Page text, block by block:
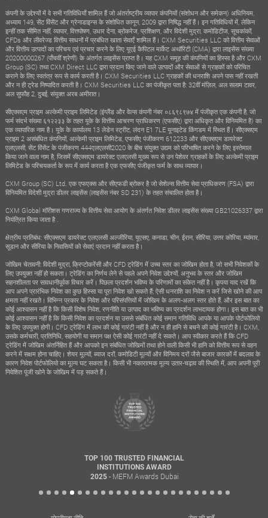
कंपनी के उद्देश्यों में वे सभी गतिविधियाँ शामिल हैं जो अंतर्राष्ट्रीय व्यापार कंपनियों (संशोधन और समेकन) अधिनियम,
अध्याय 149, सेंट विंसेंट और ग्रेनाडाइन्स के संशोधित कानून, 2009 द्वारा निषिद्ध नहीं हैं। इन गतिविधियों में, लेकिन
इन्हीं तक सीमित नहीं, व्यापार, वित्तपोषण, उधार देना, ब्रोकरेज, प्रशिक्षण, और विदेशी मुद्रा, कमोडिटीज, सूचकांकों,
CFDs और लीवरेज्ड वित्तीय साधनों में प्रबंधित खाता सेवाएँ शामिल हैं। CXM Securities LLC को वित्तीय सेवाओं
और वित्तीय उत्पादों का परिचय एवं प्रचार करने के लिए यूएई कैपिटल मार्केट अथॉरिटी (CMA) द्वारा लाइसेंस संख्या
20200000267 (पाँचवीं श्रेणी) के अंतर्गत लाइसेंस प्राप्त है। यह CXM समूह की कंपनियों का हिस्सा है और CXM
Group (SC) तथा CXM Direct LLC द्वारा प्रदान किए जाने वाले उत्पादों और सेवाओं से ग्राहकों को परिचित
कराने के लिए स्वतंत्र रूप से कार्य करती है। CXM Securities LLC ग्राहकों की धनराशि अपने पास नहीं रखती
और न ही ट्रेड निष्पादित करती है। CXM Securities LLC का पंजीकृत पता है: 32वीं मंज़िल, अल सलाम टावर,
अल सुफौह 2, दुबई, संयुक्त अरब अमीरात।
सीएक्सएम प्राइम अल्केमी प्राइम लिमिटेड (इंग्लैंड और वेल्स कंपनी नंबर ०८६९८९७४ में पंजीकृत एक कंपनी है, जो
फर्म संदर्भ संख्या ६१२२३३ के तहत यूके के वित्तीय आचरण प्राधिकरण (एफसीए) द्वारा अधिकृत और विनियमित है) का
एक व्यापारिक नाम है। यूके के कार्यालय 13 लेडेन स्ट्रीट, लंदन E1 7LE यूनाइटेड किंगडम में स्थित हैं। सीएक्सएम
प्राइम 2 असंबंधित कंपनियों, अल्केमी प्राइम लिमिटेड, एफसीए पंजीकरण 612233 और सीएक्सएम डायरेक्ट
एलएलसी, सेंट विंसेंट के पंजीकरण 444एलएलसी2020 के बीच संयुक्त उद्यम को परिभाषित करने के लिए इस्तेमाल
किया जाने वाला नाम है, जिसमें सीएक्सएम डायरेक्ट एलएलसी मुख्य रूप से उन पेशेवर ग्राहकों के लिए अल्केमी प्राइम
लिमिटेड के परिचयकर्ता के रूप में कार्य करता है एक एफसीए पंजीकृत फर्म के साथ व्यापार।
CXM Group (SC) Ltd. एक एफएक्स और सीएफडी ब्रोकर है जो सेशेल्स वित्तीय सेवा प्राधिकरण (FSA) द्वारा
विनियमित विदेशी मुद्रा डीलर लाइसेंस (लाइसेंस नंबर SD 231) के तहत संचालित होता है।
CXM Global मॉरीशस गणराज्य के वित्तीय सेवा आयोग के अंतर्गत निवेश डीलर लाइसेंस संख्या GB21026337 द्वारा
नियंत्रित किया जाता है .
क्षेत्रीय प्रतिबंध: सीएक्सएम डायरेक्ट एलएलसी अल्जीरिया, यूएसए, कनाडा, चीन, ईरान, सीरिया, उत्तर कोरिया, म्यांमार,
सूडान और सीरिया के निवासियों को सेवाएं प्रदान नहीं करता है।
जोखिम चेतावनी: विदेशी मुद्रा, क्रिप्टोकरेंसी और CFD ट्रेडिंग में उच्च स्तर का जोखिम होता है, जो सभी निवेशकों के
लिए उपयुक्त नहीं हो सकता। ट्रेडिंग का निर्णय लेने से पहले अपने निवेश उद्देश्यों, अनुभव के स्तर और जोखिम
सहनशीलता पर सावधानीपूर्वक विचार करें। पिछला प्रदर्शन भविष्य के परिणामों का संकेत नहीं है। कृपया याद रखें कि
आप अपने प्रारंभिक निवेश का कुछ हिस्सा या पूरा निवेश खो सकते हैं; ऐसी धनराशि का निवेश न करें जिसे खोने की आप
क्षमता नहीं रखते। विभिन्न प्रकार के निवेश और परिसंपत्तियों में जोखिम के अलग-अलग स्तर होते हैं, और इस बात का
कोई आश्वासन नहीं है कि किसी विशेष निवेश, रणनीति या उत्पाद का भविष्य का प्रदर्शन लाभदायक होगा। इस बात का भी
कोई आश्वासन नहीं है कि किसी निवेश का प्रदर्शन या उससे संबंधित कोई समान गतिविधि आपके या आपके पोर्टफोलियो
के लिए उपयुक्त होगी। CFD ट्रेडिंग में लाभ की कोई गारंटी नहीं है और न ही हानि से बचने की कोई गारंटी है। CXM,
उसके कर्मचारी, प्रतिनिधि, सहयोगी या समान पक्ष ऐसी कोई गारंटी नहीं दे सकते। आप स्वीकार करते हैं कि CFD
ट्रेडिंग में जोखिम अंतर्निहित हैं और आपको इन संबंधित जोखिमों तथा होने वाली किसी भी हानि को वित्तीय रूप से वहन
करने में सक्षम होना चाहिए। शेयर मूल्यों, ब्याज दरों, कमोडिटी मूल्यों और विनिमय दरों जैसे बाजार कारकों में बदलाव के
कारण निवेश पोर्टफोलियो का मूल्य घट सकता है। किसी भी नकारात्मक मूल्य उतार-चढ़ाव की स्थिति में, आप अपनी पूरी
निवेशित पूंजी खोने के जोखिम में पड़ सकते हैं।
TOP 100 TRUSTED FINANCIAL
INSTITUTIONS AWARD
2025- MEFM Awards Dubai